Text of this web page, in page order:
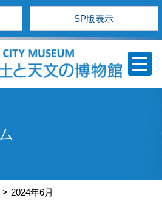
SP版表示
2024年6月